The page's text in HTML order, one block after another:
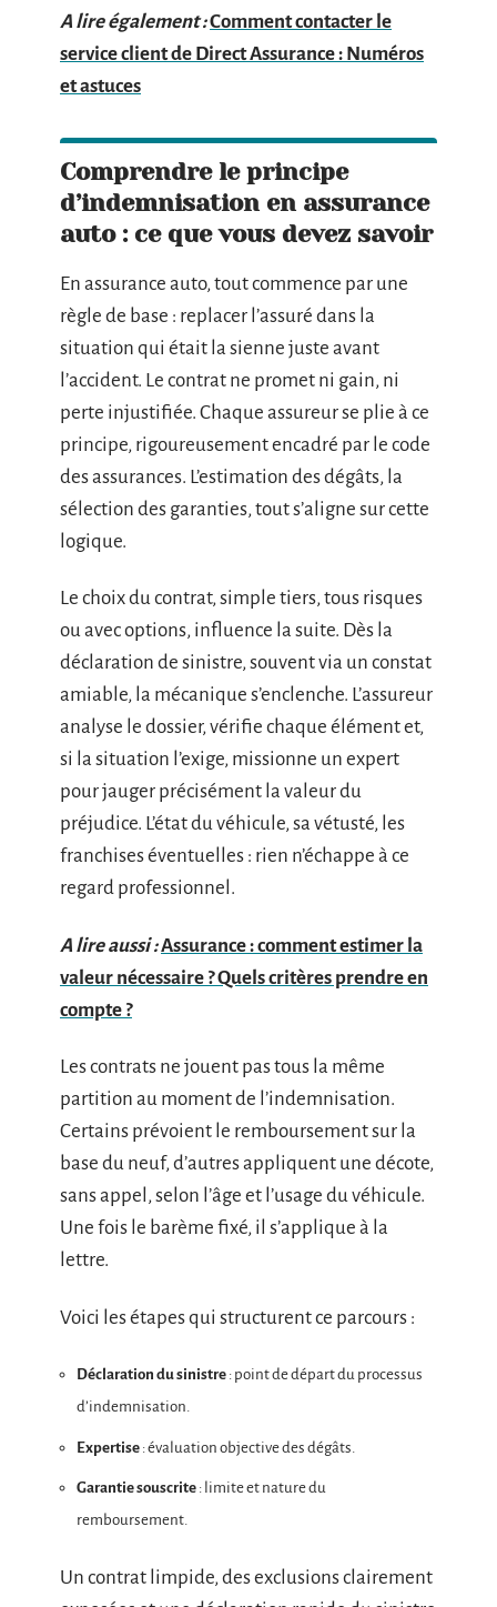
A lire également :Comment contacter le
service client de Direct Assurance : Numéros
et astuces
Comprendre le principe
d’indemnisation en assurance
auto : ce que vous devez savoir
En assurance auto, tout commence par une
règle de base : replacer l’assuré dans la
situation qui était la sienne juste avant
l’accident. Le contrat ne promet ni gain, ni
perte injustifiée. Chaque assureur se plie à ce
principe, rigoureusement encadré par le code
des assurances. L’estimation des dégâts, la
sélection des garanties, tout s’aligne sur cette
logique.
Le choix du contrat, simple tiers, tous risques
ou avec options, influence la suite. Dès la
déclaration de sinistre, souvent via un constat
amiable, la mécanique s’enclenche. L’assureur
analyse le dossier, vérifie chaque élément et,
si la situation l’exige, missionne un expert
pour jauger précisément la valeur du
préjudice. L’état du véhicule, sa vétusté, les
franchises éventuelles : rien n’échappe à ce
regard professionnel.
A lire aussi :Assurance : comment estimer la
valeur nécessaire ? Quels critères prendre en
compte ?
Les contrats ne jouent pas tous la même
partition au moment de l’indemnisation.
Certains prévoient le remboursement sur la
base du neuf, d’autres appliquent une décote,
sans appel, selon l’âge et l’usage du véhicule.
Une fois le barème fixé, il s’applique à la
lettre.
Voici les étapes qui structurent ce parcours :
Déclaration du sinistre : point de départ du processus
d’indemnisation.
Expertise : évaluation objective des dégâts.
Garantie souscrite : limite et nature du
remboursement.
Un contrat limpide, des exclusions clairement